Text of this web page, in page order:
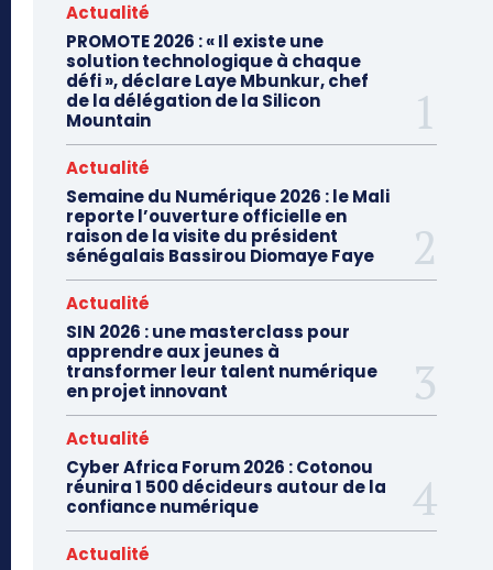
Actualité
PROMOTE 2026 : « Il existe une
solution technologique à chaque
défi », déclare Laye Mbunkur, chef
de la délégation de la Silicon
Mountain
Actualité
Semaine du Numérique 2026 : le Mali
reporte l’ouverture officielle en
raison de la visite du président
sénégalais Bassirou Diomaye Faye
Actualité
SIN 2026 : une masterclass pour
apprendre aux jeunes à
transformer leur talent numérique
en projet innovant
Actualité
Cyber Africa Forum 2026 : Cotonou
réunira 1 500 décideurs autour de la
confiance numérique
Actualité